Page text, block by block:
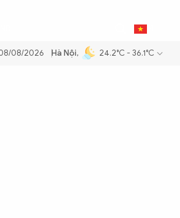
lượng quốc gia Thực hiện Nghị quyết
08/2026 Hà Nội, 24.2°C - 36.1°C